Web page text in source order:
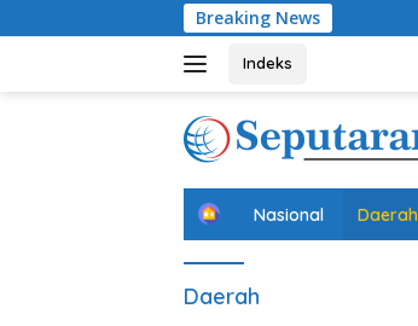
ke
Breaking News
Indeks
B
n
Nasional Daerah
Daerah